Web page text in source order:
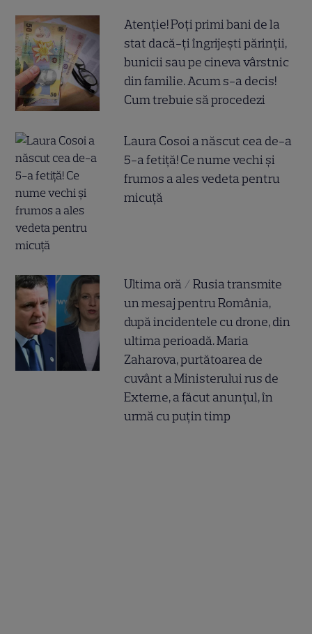
Atenție! Poți primi bani de la
stat dacă-ți îngrijești părinții,
bunicii sau pe cineva vârstnic
din familie. Acum s-a decis!
Cum trebuie să procedezi
Laura Cosoi a născut cea de-a
5-a fetiță! Ce nume vechi și
frumos a ales vedeta pentru
micuță
Ultima oră / Rusia transmite
un mesaj pentru România,
după incidentele cu drone, din
ultima perioadă. Maria
Zaharova, purtătoarea de
cuvânt a Ministerului rus de
Externe, a făcut anunțul, în
urmă cu puțin timp